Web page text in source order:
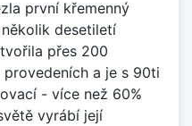
první křemenný
desetiletí
přes 200
a je s 90ti
- více než 60%
vyrábí její